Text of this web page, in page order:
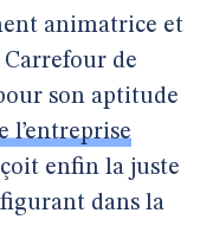
animatrice et
Carrefour de
son aptitude
l’entreprise
enfin la juste
dans la